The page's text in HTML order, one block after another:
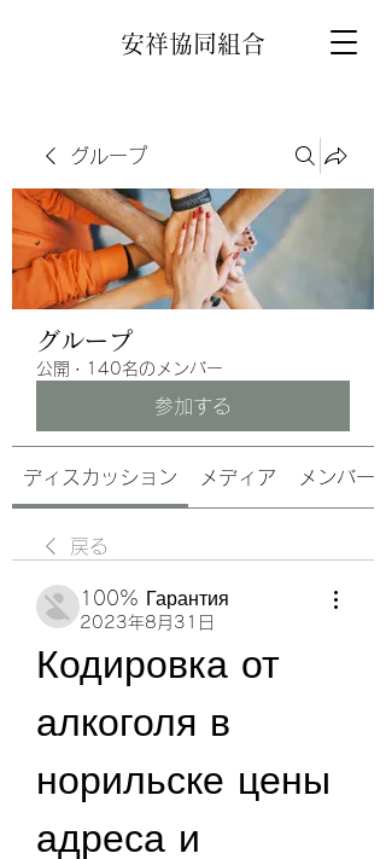
安祥協同組合
グループ
グループ
公開 · 140名のメンバー
参加する
ディスカッション メディア メンバー
戻る
100% Гарантия
2023年8月31日
Кодировка от
алкоголя в
норильске цены
адреса и